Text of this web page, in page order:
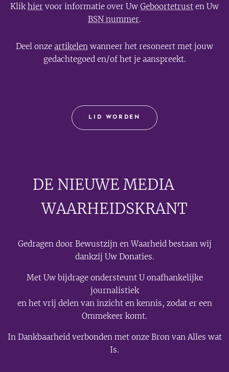
Klikhier voor informatie over Uw Geboortetrust en Uw
BSN nummer.
Deel onze artikelen wanneer het resoneert met jouw
gedachtegoed en/of het je aanspreekt.
LID WORDEN
DE NIEUWE MEDIA🟣
WAARHEIDSKRANT
Gedragen door Bewustzijn en Waarheid bestaan wij
dankzij Uw Donaties.
Met Uw bijdrage ondersteunt U onafhankelijke
journalistiek
en het vrij delen van inzicht en kennis, zodat er een
Ommekeer komt.
In Dankbaarheid verbonden met onze Bron van Alles wat
Is.